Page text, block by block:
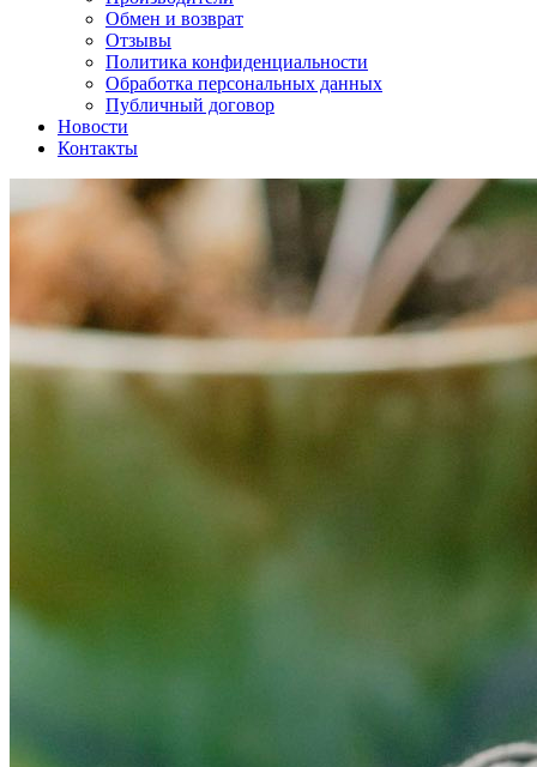
Обмен и возврат
Отзывы
Политика конфиденциальности
Обработка персональных данных
Публичный договор
Новости
Контакты